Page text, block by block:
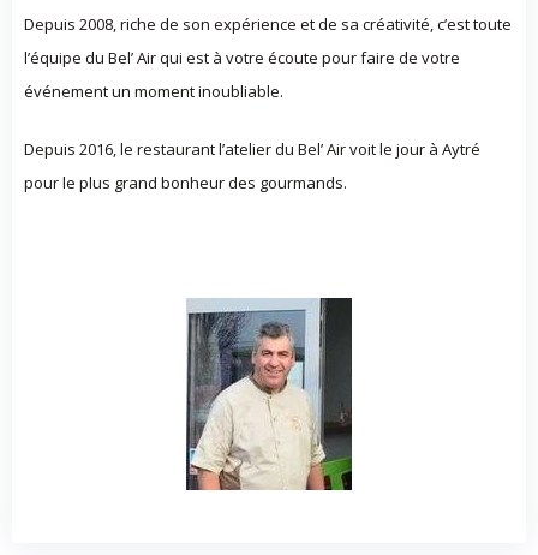
Depuis 2008, riche de son expérience et de sa créativité, c’est toute
l’équipe du Bel’ Air qui est à votre écoute pour faire de votre
événement un moment inoubliable.
Depuis 2016, le restaurant l’atelier du Bel’ Air voit le jour à Aytré
pour le plus grand bonheur des gourmands.